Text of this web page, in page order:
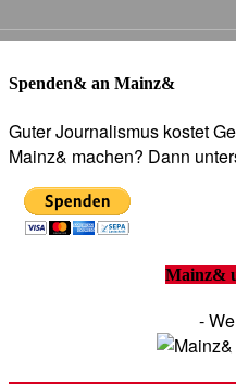
Spenden& an Mainz&
Guter Journalismus kostet
Mainz& machen? Dann
Mainz&
-